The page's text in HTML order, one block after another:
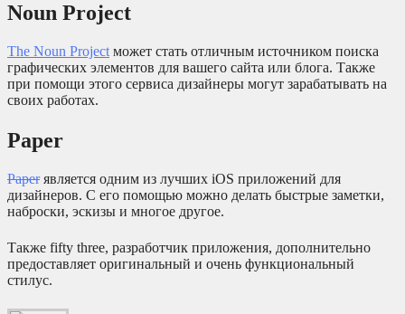
Noun Project
The Noun Project может стать отличным источником поиска
графических элементов для вашего сайта или блога. Также
при помощи этого сервиса дизайнеры могут зарабатывать на
своих работах.
Paper
Paperявляется одним из лучших iOS приложений для
дизайнеров. С его помощью можно делать быстрые заметки,
наброски, эскизы и многое другое.
Также fifty three, разработчик приложения, дополнительно
предоставляет оригинальный и очень функциональный
стилус.